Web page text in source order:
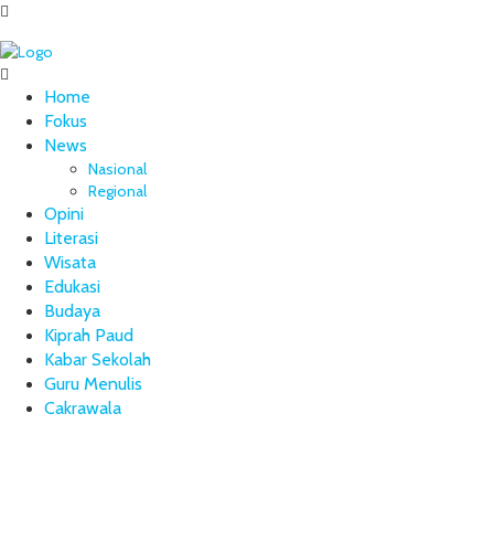
Home
Fokus
News
Nasional
Regional
Opini
Literasi
Wisata
Edukasi
Budaya
Kiprah Paud
Kabar Sekolah
Guru Menulis
Cakrawala